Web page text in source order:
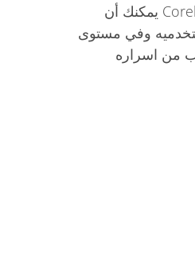
المفضل للمصممين المحترفين والهواة في آن معاً. CorelDRAW يمكنك أن
وفي مستوى
من اسراره